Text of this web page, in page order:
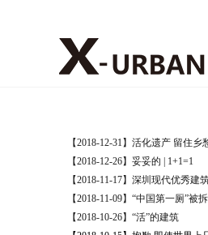
【2018-12-31】活化遗产 留住乡
【2018-12-26】妥妥的 | 1+1=1
【2018-11-17】深圳现代优秀建
【2018-11-09】“中国第一厕”被
【2018-10-26】“活”的建筑